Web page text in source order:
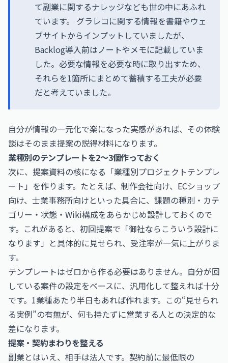
て副業に関するナレッジなども世の中にあふれ
ています。 グラレコに関する情報を書籍やウェ
ブサイトからインプットしていましたが、
Backlog導入前はノートやメモに記載していま
した。必要な情報を必要な時に取り出すため、
それらを1箇所にまとめて蓄積する工夫が必要
だと考えていました。
自分が情報の一元化で楽になった実感があれば、その体験
談はそのまま提案の説得材料になります。
業種別のテンプレートを2〜3個作っておく
次に、提案資料の核になる「業種別プロジェクトテンプレ
ート」を作ります。たとえば、制作会社向け、ECショップ
向け、士業事務所向けといった具合に、課題の種別・カテ
ゴリー・状態・Wiki構成をあらかじめ設計しておくので
す。これがあると、初回提案で「御社ならこういう設計に
なります」と具体的に見せられ、受注率が一気に上がりま
す。
テンプレートはゼロから作る必要はありません。自分が回
している案件の設定をベースに、汎用化して整えれば十分
です。1業種あたり半日もあれば作れます。この“見せられ
る実例”の有無が、何も持たずに営業する人との決定的な
差になります。
提案・契約まわりを整える
副業とはいえ、相手は法人です。契約前に最低限の